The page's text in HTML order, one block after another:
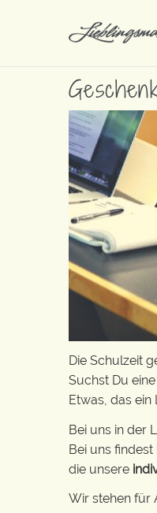
Die Schulzeit
Suchst Du
Etwas, das
Bei uns in der
Bei uns findest
die unsere
Wir stehen für